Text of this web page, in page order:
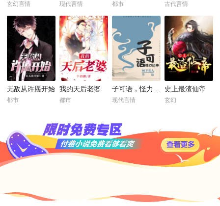
玄幻言情 现代言情 都市 古代言情
无敌从许愿开始
都市
我的天后老婆
都市 现代言情
史上最渣仙帝
玄幻